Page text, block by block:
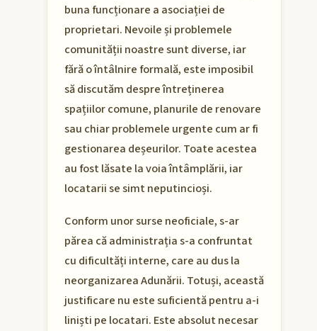
buna funcționare a asociației de
proprietari. Nevoile și problemele
comunității noastre sunt diverse, iar
fără o întâlnire formală, este imposibil
să discutăm despre întreținerea
spațiilor comune, planurile de renovare
sau chiar problemele urgente cum ar fi
gestionarea deșeurilor. Toate acestea
au fost lăsate la voia întâmplării, iar
locatarii se simt neputincioși.
Conform unor surse neoficiale, s-ar
părea că administrația s-a confruntat
cu dificultăți interne, care au dus la
neorganizarea Adunării. Totuși, această
justificare nu este suficientă pentru a-i
liniști pe locatari. Este absolut necesar